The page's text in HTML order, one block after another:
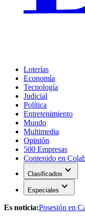
Loterías
Economía
Tecnología
Judicial
Política
Entretenimiento
Mundo
Multimedia
Opinión
500 Empresas
Contenido en
Clasificados expand_more
Especiales expand_more
Es noticia:Posesión en